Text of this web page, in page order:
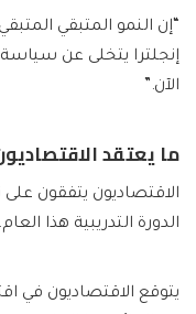
“إن النمو المتبقي
إنجلترا يتخلى عن سياسة
الآن.”
ما يعتقد
الاقتصاديون يتفقون
الدورة التدريبية هذا العام.